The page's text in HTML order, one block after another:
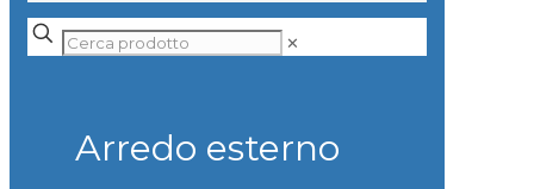
✕
Arredo esterno